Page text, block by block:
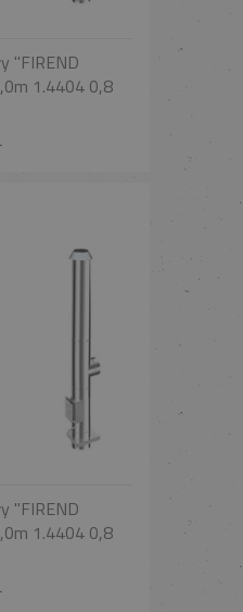
"FIREND
1.4404 0,8
"FIREND
1.4404 0,8